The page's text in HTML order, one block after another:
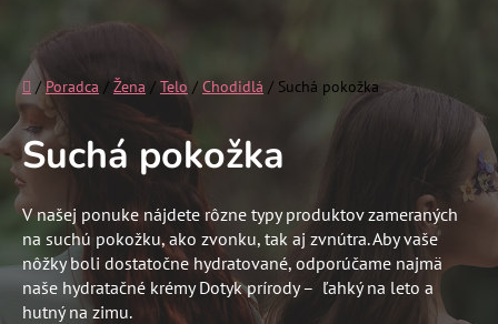
Domov
/ Poradca / Žena / Telo / Chodidlá / Suchá pokožka
Suchá pokožka
V našej ponuke nájdete rôzne typy produktov zameraných
na suchú pokožku, ako zvonku, tak aj zvnútra. Aby vaše
nôžky boli dostatočne hydratované, odporúčame najmä
naše hydratačné krémy Dotyk prírody – ľahký na leto a
hutný na zimu.